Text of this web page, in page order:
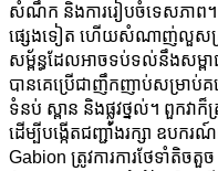
សំណឹក និងការរៀបចំទេសភាព។
ផ្សេងទៀត ហើយសំណាញ់លួសត្រូវ
សម្ព័ន្ធដែលអាចទប់ទល់នឹងសម្ពា
បានគេប្រើជាញឹកញាប់សម្រា
ទំនប់ ស្ពាន និងផ្លូវថ្នល់។ ពួកវាក៏
ដើម្បីបង្កើតជញ្ជាំងរក្សា ឧប
Gabion ត្រូវការការថែទាំតិចតួ